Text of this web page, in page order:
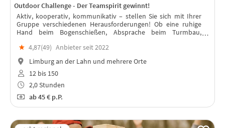
Outdoor Challenge - Der Teamspirit gewinnt!
Aktiv, kooperativ, kommunikativ – stellen Sie sich mit Ihrer
Gruppe verschiedenen Herausforderungen! Ob eine ruhige
Hand beim Bogenschießen, Absprache beim Turmbau,
Stärken gefragt!
★ 4,87(49) Anbieter seit 2022
Limburg an der Lahn und mehrere Orte
12 bis 150
2,0 Stunden
ab45 € p.P.